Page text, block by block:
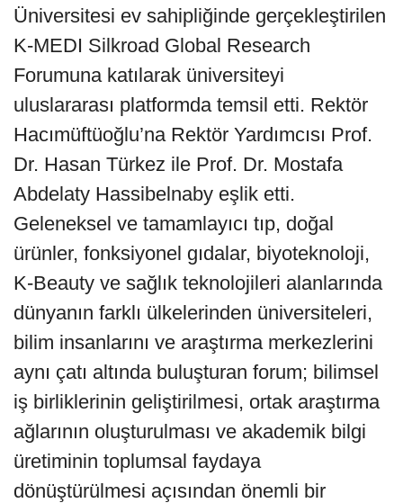
Üniversitesi ev sahipliğinde gerçekleştirilen
K-MEDI Silkroad Global Research
Forumuna katılarak üniversiteyi
uluslararası platformda temsil etti. Rektör
Hacımüftüoğlu’na Rektör Yardımcısı Prof.
Dr. Hasan Türkez ile Prof. Dr. Mostafa
Abdelaty Hassibelnaby eşlik etti.
Geleneksel ve tamamlayıcı tıp, doğal
ürünler, fonksiyonel gıdalar, biyoteknoloji,
K-Beauty ve sağlık teknolojileri alanlarında
dünyanın farklı ülkelerinden üniversiteleri,
bilim insanlarını ve araştırma merkezlerini
aynı çatı altında buluşturan forum; bilimsel
iş birliklerinin geliştirilmesi, ortak araştırma
ağlarının oluşturulması ve akademik bilgi
üretiminin toplumsal faydaya
dönüştürülmesi açısından önemli bir